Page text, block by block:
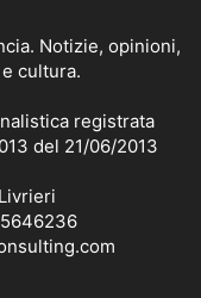
Notizie, opinioni,
cultura.
registrata
del 21/06/2013